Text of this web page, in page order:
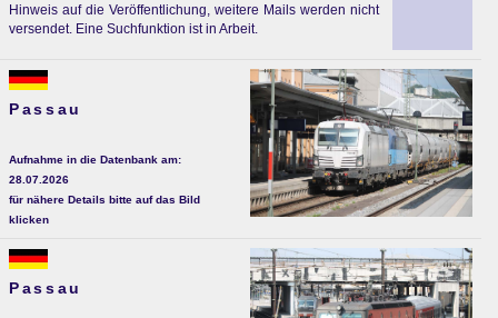
Hinweis auf die Veröffentlichung, weitere Mails werden nicht
versendet. Eine Suchfunktion ist in Arbeit.
Passau
Aufnahme in die Datenbank am:
28.07.2026
für nähere Details bitte auf das Bild
klicken
Passau